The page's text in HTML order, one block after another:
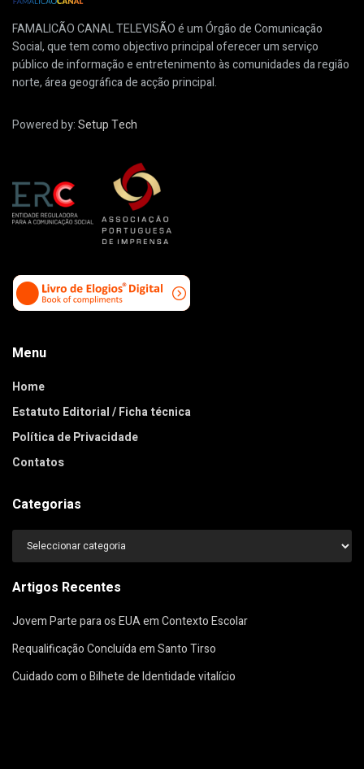
FAMALICÃO CANAL TELEVISÃO é um Órgão de Comunicação
Social, que tem como objectivo principal oferecer um serviço
público de informação e entretenimento às comunidades da região
norte, área geográfica de acção principal.
Powered by:Setup Tech
Menu
Home
Estatuto Editorial / Ficha técnica
Política de Privacidade
Contatos
Categorias
Categorias
Artigos Recentes
Jovem Parte para os EUA em Contexto Escolar
Requalificação Concluída em Santo Tirso
Cuidado com o Bilhete de Identidade vitalício